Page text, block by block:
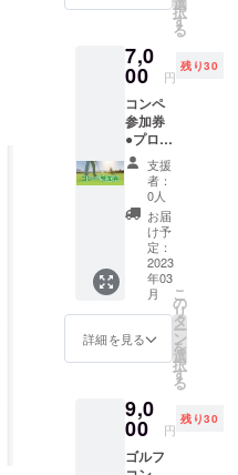
い。
了承く
ださ
6,000円
れ、900
円お得
になり
ます。
※日時は
個別で
ご連絡
させて
いただ
きま
す。 ※
有効期
限は
2023年
2月28日
までに
なりま
城内町
2-21-
19 五
反田ビ
択
す
る
7,0
00 円
残り30
コンペ
参加券
●プロの
ほぐし
主催の
第1回ゴ
ルフコ
ンペを
開催さ
せてい
ただき
ます。
そちら
のゴル
フコン
ペにご
ただけ
ます。
※プレー
費用は
支援
者：
0人
お届
け予
定：
2023
年03
月
詳細を見る
こ
の
リ
タ
ー
ン
を
選
択
す
る
9,0
00 円
残り30
ゴルフ